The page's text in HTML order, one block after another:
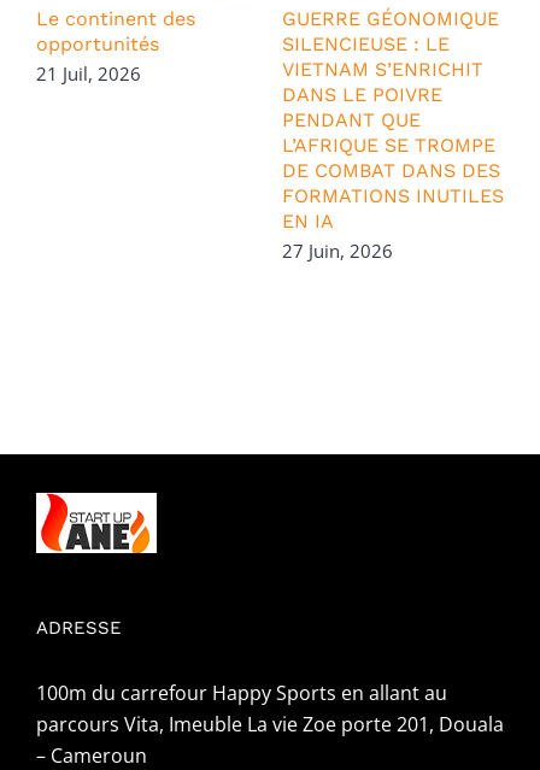
Le continent des
opportunités
21 Juil, 2026
GUERRE GÉONOMIQUE
SILENCIEUSE : LE
VIETNAM S’ENRICHIT
DANS LE POIVRE
PENDANT QUE
L’AFRIQUE SE TROMPE
DE COMBAT DANS DES
FORMATIONS INUTILES
EN IA
27 Juin, 2026
ADRESSE
100m du carrefour Happy Sports en allant au
parcours Vita, Imeuble La vie Zoe porte 201, Douala
– Cameroun